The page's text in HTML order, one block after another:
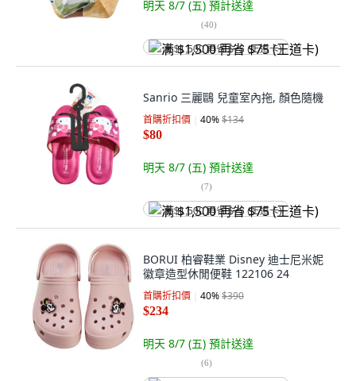
明天 8/7 (五) 預計送達
(40)
满 $1,500 再省 $75 (王道卡)
Sanrio 三麗鷗 兒童室內拖, 顏色隨機
首購折扣價 40%$134
$80
明天 8/7 (五) 預計送達
(7)
满 $1,500 再省 $75 (王道卡)
BORUI 柏睿鞋業 Disney 迪士尼米妮
徽章造型休閒便鞋 122106 24
首購折扣價 40%$390
$234
明天 8/7 (五) 預計送達
(6)